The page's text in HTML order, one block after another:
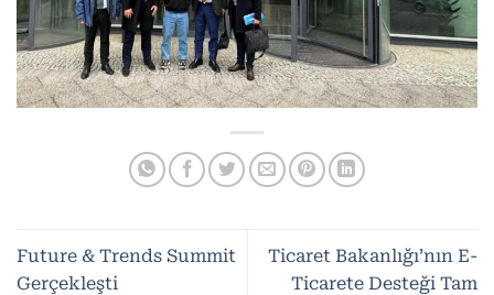
Future & Trends Summit
Gerçekleşti
Ticaret Bakanlığı’nın E-
Ticarete Desteği Tam